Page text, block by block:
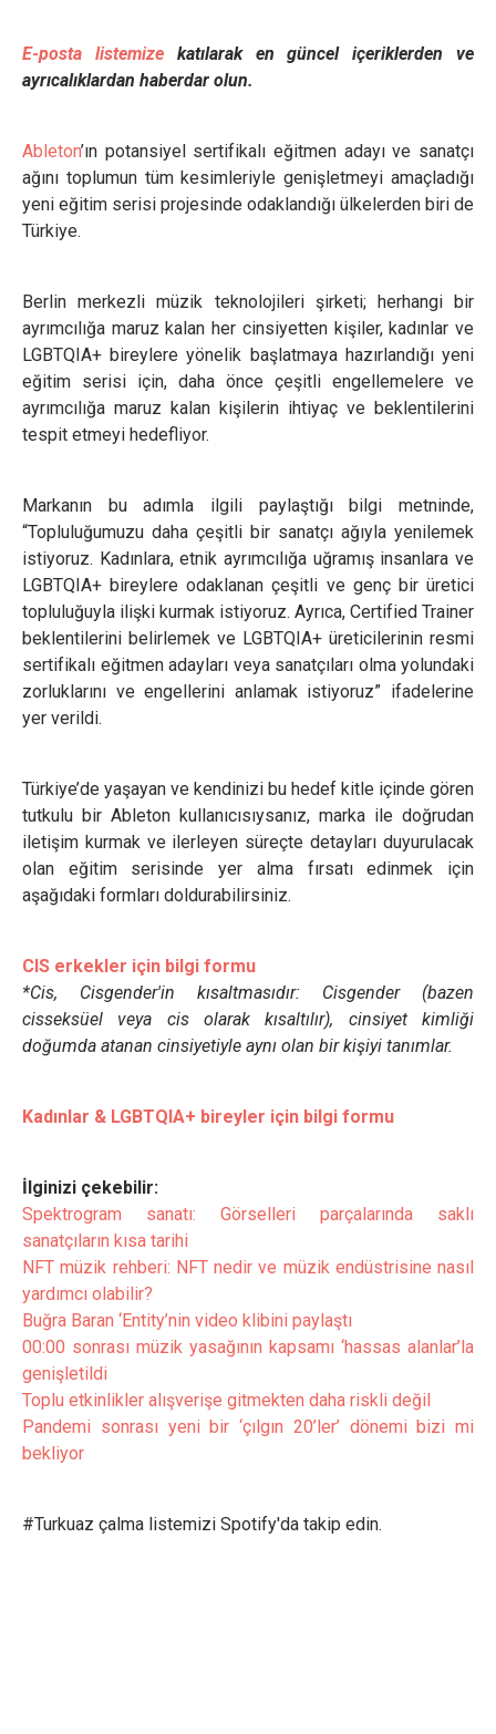
E-posta listemizekatılarak en güncel içeriklerden ve
ayrıcalıklardan haberdar olun.
Ableton’ın potansiyel sertifikalı eğitmen adayı ve sanatçı
ağını toplumun tüm kesimleriyle genişletmeyi amaçladığı
yeni eğitim serisi projesinde odaklandığı ülkelerden biri de
Türkiye.
Berlin merkezli müzik teknolojileri şirketi; herhangi bir
ayrımcılığa maruz kalan her cinsiyetten kişiler, kadınlar ve
LGBTQIA+ bireylere yönelik başlatmaya hazırlandığı yeni
eğitim serisi için, daha önce çeşitli engellemelere ve
ayrımcılığa maruz kalan kişilerin ihtiyaç ve beklentilerini
tespit etmeyi hedefliyor.
Markanın bu adımla ilgili paylaştığı bilgi metninde,
“Topluluğumuzu daha çeşitli bir sanatçı ağıyla yenilemek
istiyoruz. Kadınlara, etnik ayrımcılığa uğramış insanlara ve
LGBTQIA+ bireylere odaklanan çeşitli ve genç bir üretici
topluluğuyla ilişki kurmak istiyoruz. Ayrıca, Certified Trainer
beklentilerini belirlemek ve LGBTQIA+ üreticilerinin resmi
sertifikalı eğitmen adayları veya sanatçıları olma yolundaki
zorluklarını ve engellerini anlamak istiyoruz” ifadelerine
yer verildi.
Türkiye’de yaşayan ve kendinizi bu hedef kitle içinde gören
tutkulu bir Ableton kullanıcısıysanız, marka ile doğrudan
iletişim kurmak ve ilerleyen süreçte detayları duyurulacak
olan eğitim serisinde yer alma fırsatı edinmek için
aşağıdaki formları doldurabilirsiniz.
CIS erkekler için bilgi formu
*Cis, Cisgender'in kısaltmasıdır: Cisgender (bazen
cisseksüel veya cis olarak kısaltılır), cinsiyet kimliği
doğumda atanan cinsiyetiyle aynı olan bir kişiyi tanımlar.
Kadınlar & LGBTQIA+ bireyler için bilgi formu
İlginizi çekebilir:
Spektrogram sanatı: Görselleri parçalarında saklı
sanatçıların kısa tarihi
NFT müzik rehberi: NFT nedir ve müzik endüstrisine nasıl
yardımcı olabilir?
Buğra Baran ‘Entity’nin video klibini paylaştı
00:00 sonrası müzik yasağının kapsamı ‘hassas alanlar’la
genişletildi
Toplu etkinlikler alışverişe gitmekten daha riskli değil
Pandemi sonrası yeni bir ‘çılgın 20’ler’ dönemi bizi mi
bekliyor
#Turkuaz çalma listemizi Spotify'da takip edin.